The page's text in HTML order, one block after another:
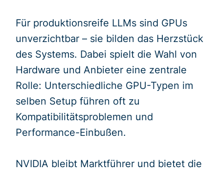
Für produktionsreife LLMs sind GPUs
unverzichtbar – sie bilden das Herzstück
des Systems. Dabei spielt die Wahl von
Hardware und Anbieter eine zentrale
Rolle: Unterschiedliche GPU-Typen im
selben Setup führen oft zu
Kompatibilitätsproblemen und
Performance-Einbußen.
NVIDIA bleibt Marktführer und bietet die